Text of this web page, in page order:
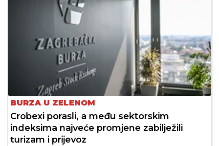
BURZA U ZELENOM
Crobexi porasli, a među sektorskim
indeksima najveće promjene zabilježili
turizam i prijevoz